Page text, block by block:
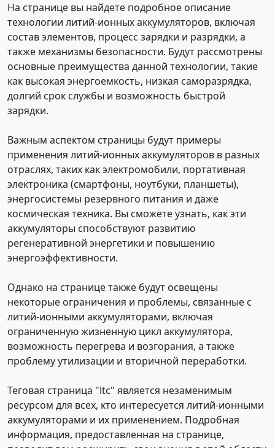
На странице вы найдете подробное описание
технологии литий-ионных аккумуляторов, включая
состав элементов, процесс зарядки и разрядки, а
также механизмы безопасности. Будут рассмотрены
основные преимущества данной технологии, такие
как высокая энергоемкость, низкая саморазрядка,
долгий срок службы и возможность быстрой
зарядки.
Важным аспектом страницы будут примеры
применения литий-ионных аккумуляторов в разных
отраслях, таких как электромобили, портативная
электроника (смартфоны, ноутбуки, планшеты),
энергосистемы резервного питания и даже
космическая техника. Вы сможете узнать, как эти
аккумуляторы способствуют развитию
регенеративной энергетики и повышению
энергоэффективности.
Однако на странице также будут освещены
некоторые ограничения и проблемы, связанные с
литий-ионными аккумуляторами, включая
ограниченную жизненную цикл аккумулятора,
возможность перегрева и возгорания, а также
проблему утилизации и вторичной переработки.
Теговая страница "ltc" является незаменимым
ресурсом для всех, кто интересуется литий-ионными
аккумуляторами и их применением. Подробная
информация, предоставленная на странице,